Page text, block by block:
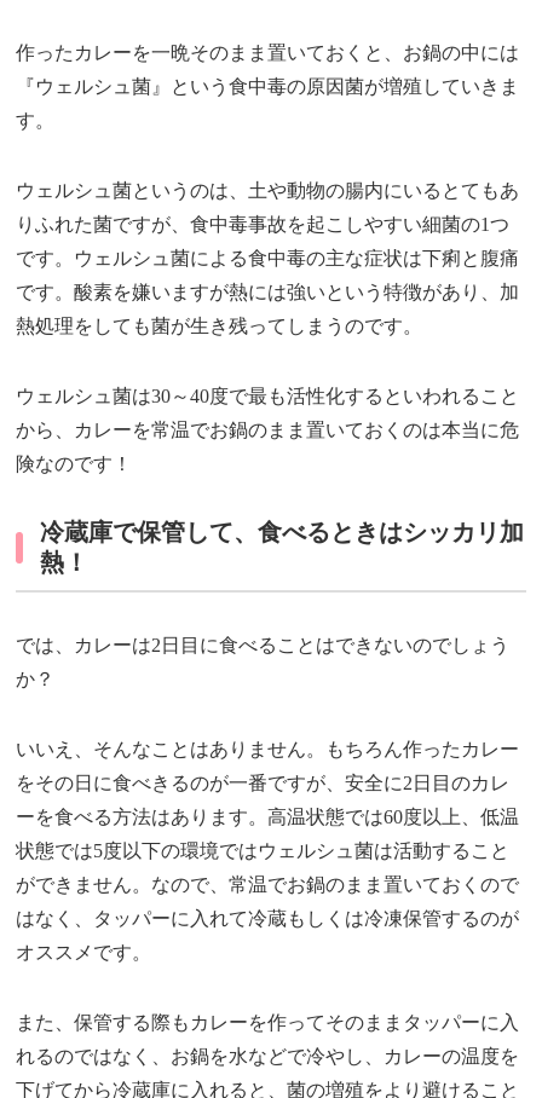
作ったカレーを一晩そのまま置いておくと、お鍋の中には
『ウェルシュ菌』という食中毒の原因菌が増殖していきま
す。
ウェルシュ菌というのは、土や動物の腸内にいるとてもあ
りふれた菌ですが、食中毒事故を起こしやすい細菌の1つ
です。ウェルシュ菌による食中毒の主な症状は下痢と腹痛
です。酸素を嫌いますが熱には強いという特徴があり、加
熱処理をしても菌が生き残ってしまうのです。
ウェルシュ菌は30～40度で最も活性化するといわれること
から、カレーを常温でお鍋のまま置いておくのは本当に危
険なのです！
冷蔵庫で保管して、食べるときはシッカリ加
熱！
では、カレーは2日目に食べることはできないのでしょう
か？
いいえ、そんなことはありません。もちろん作ったカレー
をその日に食べきるのが一番ですが、安全に2日目のカレ
ーを食べる方法はあります。高温状態では60度以上、低温
状態では5度以下の環境ではウェルシュ菌は活動すること
ができません。なので、常温でお鍋のまま置いておくので
はなく、タッパーに入れて冷蔵もしくは冷凍保管するのが
オススメです。
また、保管する際もカレーを作ってそのままタッパーに入
れるのではなく、お鍋を水などで冷やし、カレーの温度を
下げてから冷蔵庫に入れると、菌の増殖をより避けること